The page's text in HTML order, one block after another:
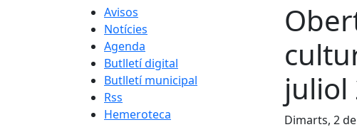
Avisos
Notícies
Agenda
Butlletí digital
Butlletí municipal
Rss
Hemeroteca
juliol
Dimarts, 2